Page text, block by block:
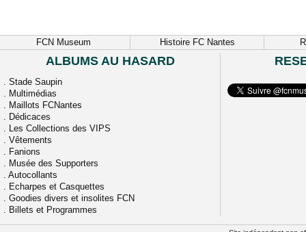
FCN Museum Histoire FC Nantes
ALBUMS AU HASARD
. Stade Saupin
. Multimédias
. Maillots FCNantes
. Dédicaces
. Les Collections des VIPS
. Vêtements
. Fanions
. Musée des Supporters
. Autocollants
. Echarpes et Casquettes
. Goodies divers et insolites FCN
. Billets et Programmes